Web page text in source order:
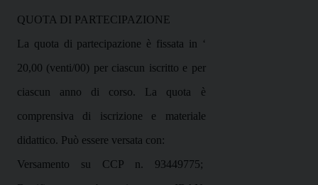
QUOTA DI PARTECIPAZIONE
La quota di partecipazione è fissata in ‘
20,00 (venti/00) per ciascun iscritto e per
ciascun anno di corso. La quota è
comprensiva di iscrizione e materiale
didattico. Può essere versata con:
Versamento su CCP n. 93449775;